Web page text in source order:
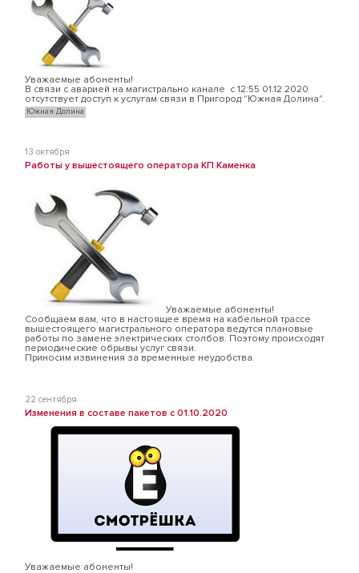
Уважаемые абоненты!
В связи с аварией на магистрально канале с 12:55 01.12.2020
отсутствует доступ к услугам связи в Пригород "Южная Долина".
Южная Долина
13 октября
Работы у вышестоящего оператора КП Каменка
Уважаемые абоненты!
Сообщаем вам, что в настоящее время на кабельной трассе
вышестоящего магистрального оператора ведутся плановые
работы по замене электрических столбов. Поэтому происходят
периодические обрывы услуг связи.
Приносим извинения за временные неудобства.
22 сентября
Изменения в составе пакетов с 01.10.2020
Уважаемые абоненты!